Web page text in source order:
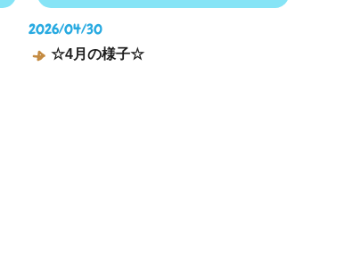
2026/04/30
☆4月の様子☆